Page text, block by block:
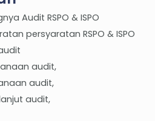
Audit RSPO & ISPO
persyaratan RSPO & ISPO
audit,
audit,
audit,